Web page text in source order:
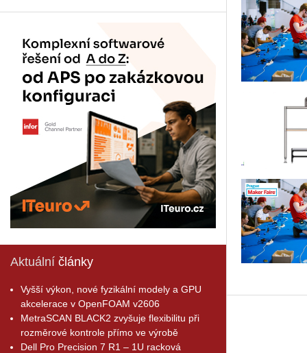
Aktuální články
Vyšší výkon, nové fyzikální modely a GPU
akcelerace v OpenFOAM v2606
MetraSCAN BLACK2 zvyšuje flexibilitu při
rozměrové kontrole přímo ve výrobě
Dell Pro Precision 7 R1 – 1U racková